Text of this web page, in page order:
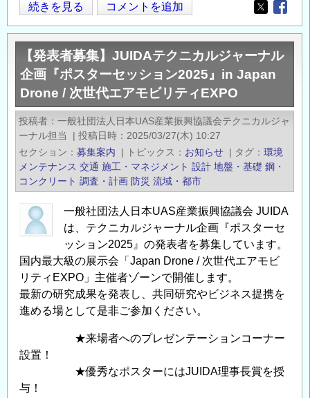
国
立
研
究
開
発
法
人
洋
研
開
構
付
加
価
情
創
続きを見る コメントを追加
Opens in
【発表者募集】JUIDAテクニカルジャーナル
企画『ポスターセッション2025』in Japan
Drone / 次世代エアモビリティEXPO
投稿者
一般社団法人日本UAS産業振興協議会テクニカルジャ
ーナル担当
| 投稿日時
2025/03/27(木) 10:27
セクション
募集案内 | トピックス お知らせ | タグ
環境
メンテナンス 交通 施工・マネジメント 設計 地盤・基礎 鋼・
コンクリート 調査・計画 防災 流域・都市
一般社団法人日本UAS産業振興協議会 JUIDA
は、テクニカルジャーナル企画『ポスターセ
ッション2025』の発表者を募集しています。
国内最大級の展示会「Japan Drone / 次世代エアモビ
リティEXPO」主催者ゾーンで開催します。
最新の研究成果を発表し、共同研究やビジネス提携を
進める場として是非ご参加ください。
★来場者へのプレゼンテーションコーナー
設置！
★優秀なポスターにはJUIDA理事長賞を授
与！